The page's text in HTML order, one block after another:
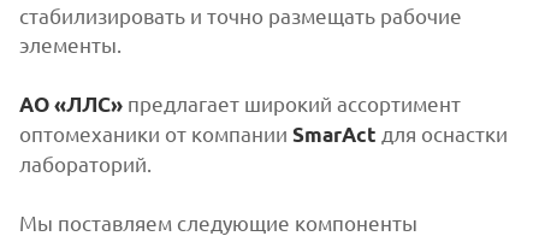
стабилизировать и точно размещать рабочие
элементы.
АО «ЛЛС» предлагает широкий ассортимент
оптомеханики от компании SmarAct для оснастки
лабораторий.
Мы поставляем следующие компоненты